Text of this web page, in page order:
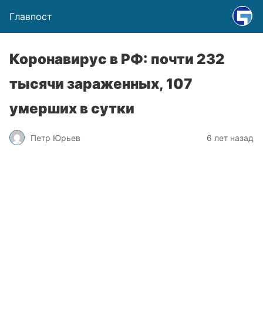
Главпост
Коронавирус в РФ: почти 232
тысячи зараженных, 107
умерших в сутки
Петр Юрьев 6 лет назад